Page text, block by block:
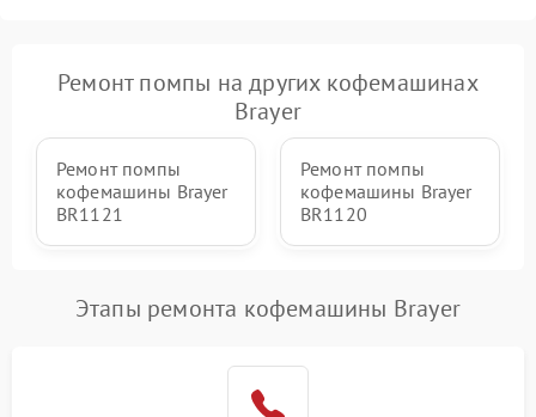
Ремонт помпы на других кофемашинах
Brayer
Ремонт помпы
кофемашины Brayer
BR1121
Ремонт помпы
кофемашины Brayer
BR1120
Этапы ремонта кофемашины Brayer